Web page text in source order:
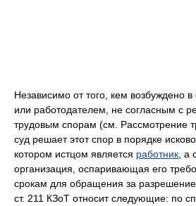
Независимо от того, кем возбуждено
или работодателем, не согласным с
трудовым спорам (см. Рассмотрение
суд решает этот спор в порядке
котором истцом является работник , а
организация, оспаривающая его
срокам для обращения за
ст. 211 КЗоТ относит следующие: по